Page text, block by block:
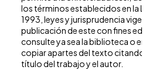
los términos establecidos en la
1993, leyes y jurisprudencia
publicación de este con fines
consulte ya sea la biblioteca o
copiar apartes del texto citando
título del trabajo y el autor.